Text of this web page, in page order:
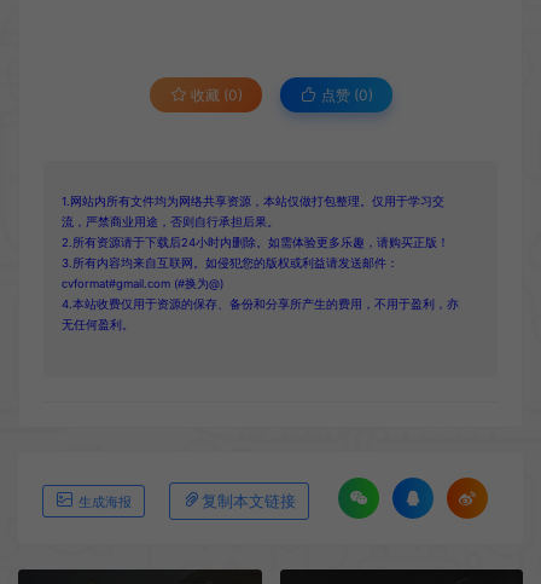
收藏 (0) 点赞 (0)
1.网站内所有文件均为网络共享资源，本站仅做打包整理。仅用于学习交
流，严禁商业用途，否则自行承担后果。
2.所有资源请于下载后24小时内删除。如需体验更多乐趣，请购买正版！
3.所有内容均来自互联网。如侵犯您的版权或利益请发送邮件：
cvformat#gmail.com (#换为@)
4.本站收费仅用于资源的保存、备份和分享所产生的费用，不用于盈利，亦
无任何盈利。
生成海报 复制本文链接